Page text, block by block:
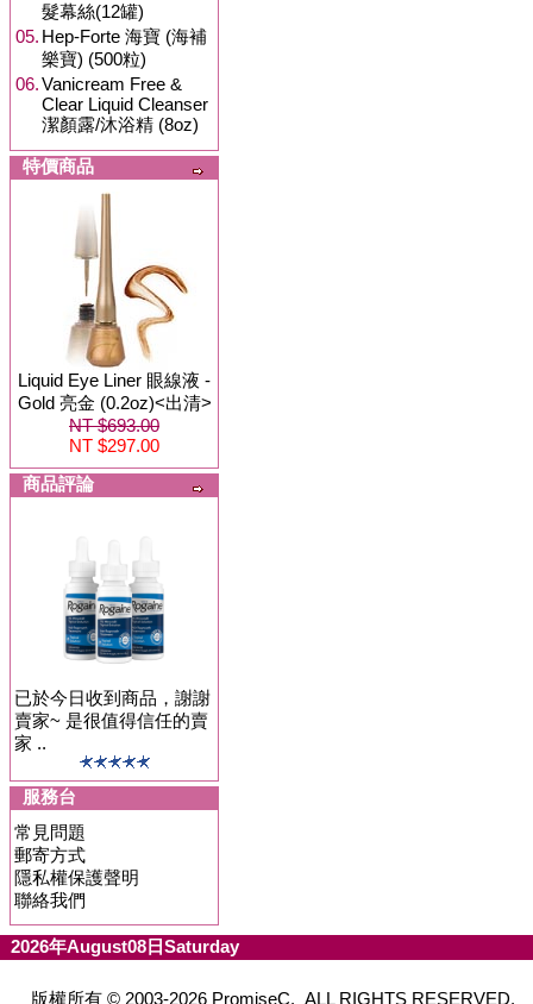
髮幕絲(12罐)
05. Hep-Forte 海寶 (海補
樂寶) (500粒)
06.Vanicream Free &
Clear Liquid Cleanser
潔顏露/沐浴精 (8oz)
特價商品
Liquid Eye Liner 眼線液 -
Gold 亮金 (0.2oz)<出清>
NT $693.00
NT $297.00
商品評論
已於今日收到商品，謝謝
賣家~ 是很值得信任的賣
家 ..
服務台
常見問題
郵寄方式
隱私權保護聲明
聯絡我們
2026年August08日Saturday
版權所有 © 2003-2026 PromiseC. ALL RIGHTS RESERVED.